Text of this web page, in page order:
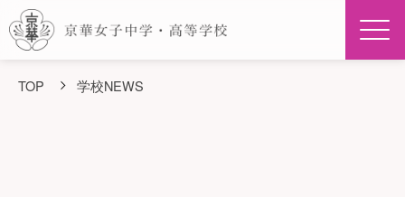
TOP 学校NEWS